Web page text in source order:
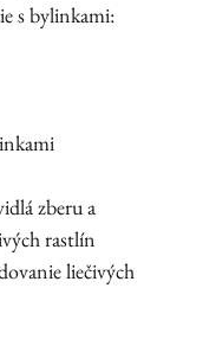
s bylinkami:
zberu a
rastlín
liečivých